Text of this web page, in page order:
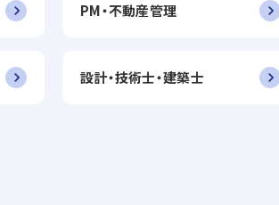
PM・不動産管理
設計・技術士・建築士